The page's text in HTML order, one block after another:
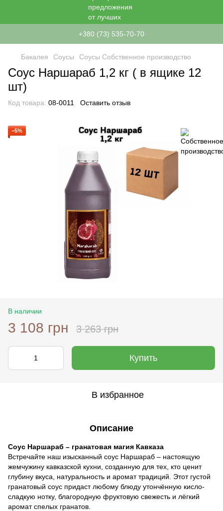
+380 (73) 535-70-70
Бакалея Соусы Соусы Собственное производство
Соус Наршараб 1,2 кг ( в ящике 12
шт)
Код товара: 08-0011 Оставить отзыв
−5%
В наличии
3 108 грн 3 263 грн
Купить
В избранное
Описание
Соус Наршараб – гранатовая магия Кавказа
Встречайте наш изысканный соус Наршараб – настоящую
жемчужину кавказской кухни, созданную для тех, кто ценит
глубину вкуса, натуральность и аромат традиций. Этот густой
гранатовый соус придаст любому блюду утончённую кисло-
сладкую нотку, благородную фруктовую свежесть и лёгкий
аромат спелых гранатов.